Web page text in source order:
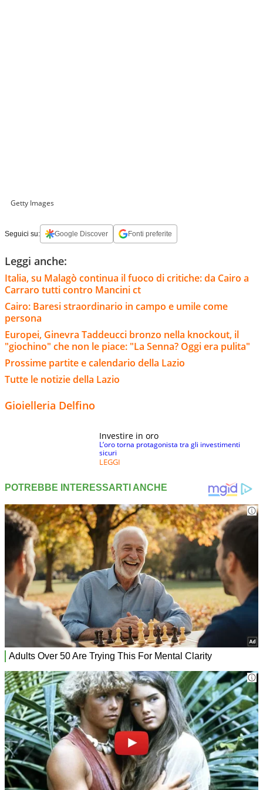
Getty Images
Seguici su: Google Discover Fonti preferite
Leggi anche:
Italia, su Malagò continua il fuoco di critiche: da Cairo a
Carraro tutti contro Mancini ct
Cairo: Baresi straordinario in campo e umile come
persona
Europei, Ginevra Taddeucci bronzo nella knockout, il
"giochino" che non le piace: "La Senna? Oggi era pulita"
Prossime partite e calendario della Lazio
Tutte le notizie della Lazio
Gioielleria Delfino
Investire in oro
L’oro torna protagonista tra gli investimenti
sicuri
LEGGI